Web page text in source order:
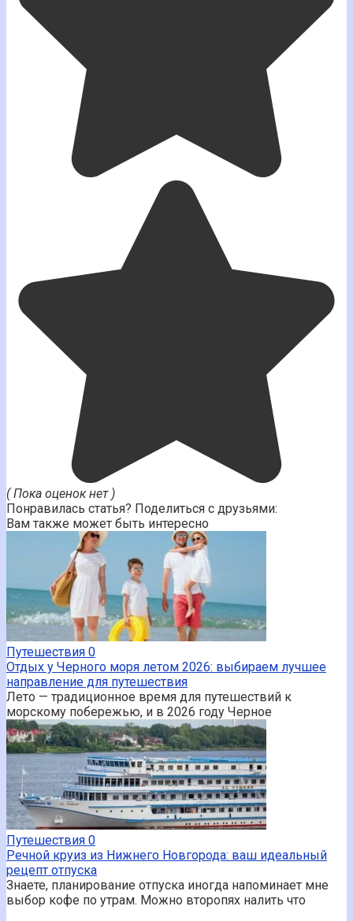
( Пока оценок нет )
Понравилась статья? Поделиться с друзьями:
Вам также может быть интересно
Путешествия 0
Отдых у Черного моря летом 2026: выбираем лучшее
направление для путешествия
Лето — традиционное время для путешествий к
морскому побережью, и в 2026 году Черное
Путешествия 0
Речной круиз из Нижнего Новгорода: ваш идеальный
рецепт отпуска
Знаете, планирование отпуска иногда напоминает мне
выбор кофе по утрам. Можно второпях налить что